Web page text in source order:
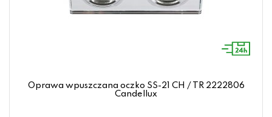
Oprawa wpuszczana oczko SS-21 CH / TR 2222806
Candellux